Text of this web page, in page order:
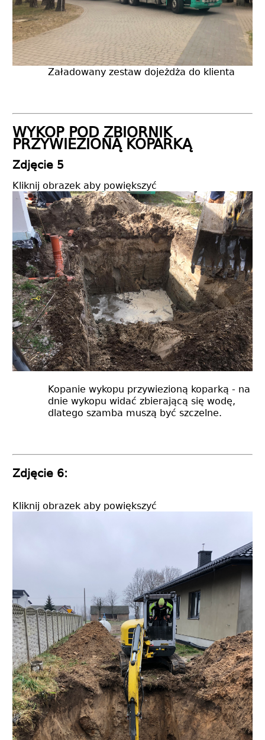
Załadowany zestaw dojeżdża do klienta
WYKOP POD ZBIORNIK
PRZYWIEZIONĄ KOPARKĄ
Zdjęcie 5
Kliknij obrazek aby powiększyć
Kopanie wykopu przywiezioną koparką - na
dnie wykopu widać zbierającą się wodę,
dlatego szamba muszą być szczelne.
Zdjęcie 6:
Kliknij obrazek aby powiększyć